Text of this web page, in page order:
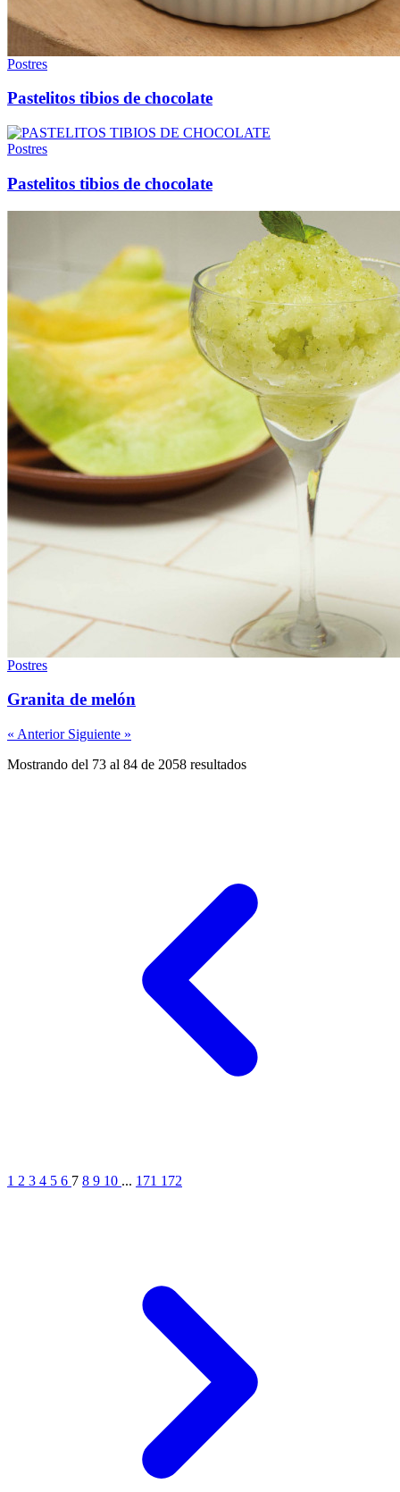
Postres
Pastelitos tibios de chocolate
Postres
Pastelitos tibios de chocolate
Postres
Granita de melón
« Anterior Siguiente »
Mostrando del 73 al 84 de 2058 resultados
1 2 3 4 5 6 7 8 9 10 ... 171 172